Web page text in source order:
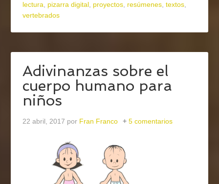
lectura, pizarra digital, proyectos, resúmenes,textos,
vertebrados
Adivinanzas sobre el
cuerpo humano para
niños
22 abril, 2017 por Fran Franco 5 comentarios